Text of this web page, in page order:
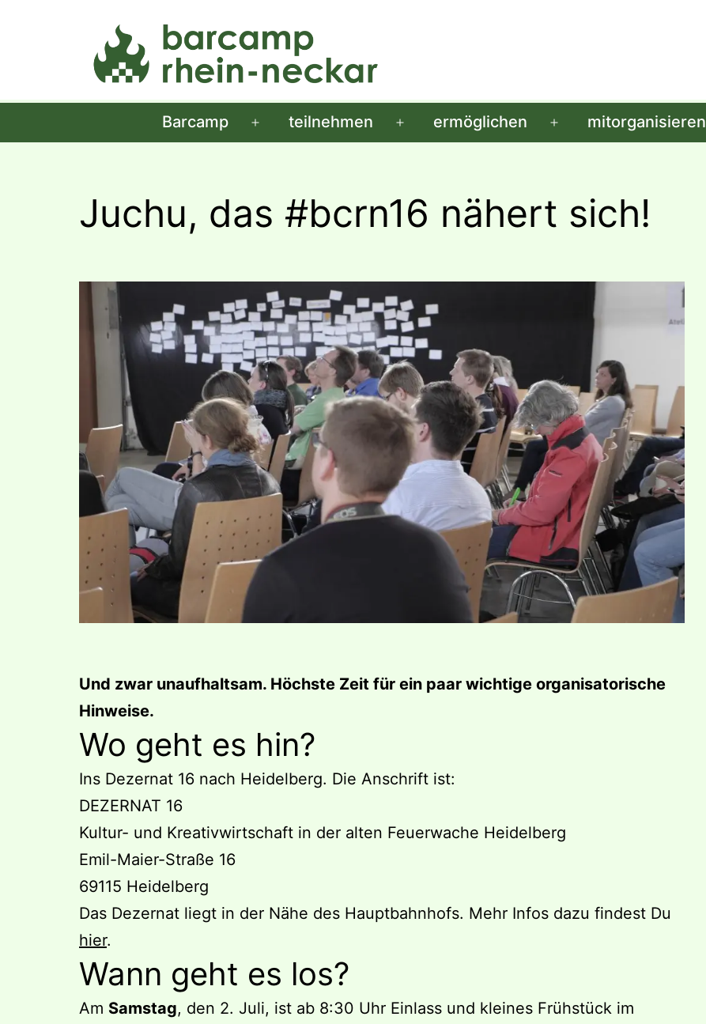
Barcamp
Menü
teilnehmen
Menü
ermöglichen
Menü
mitorganisieren
Juchu, das #bcrn16 nähert sich!
Und zwar unaufhaltsam. Höchste Zeit für ein paar wichtige organisatorische
Hinweise.
Wo geht es hin?
Ins Dezernat 16 nach Heidelberg. Die Anschrift ist:
DEZERNAT 16
Kultur- und Kreativwirtschaft in der alten Feuerwache Heidelberg
Emil-Maier-Straße 16
69115 Heidelberg
Das Dezernat liegt in der Nähe des Hauptbahnhofs. Mehr Infos dazu findest Du
hier.
Wann geht es los?
Am Samstag, den 2. Juli, ist ab 8:30 Uhr Einlass und kleines Frühstück im